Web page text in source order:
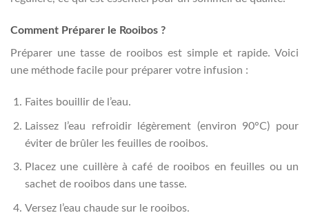
Comment Préparer le Rooibos ?
Préparer une tasse de rooibos est simple et rapide. Voici
une méthode facile pour préparer votre infusion :
Faites bouillir de l’eau.
Laissez l’eau refroidir légèrement (environ 90°C) pour
éviter de brûler les feuilles de rooibos.
Placez une cuillère à café de rooibos en feuilles ou un
sachet de rooibos dans une tasse.
Versez l’eau chaude sur le rooibos.